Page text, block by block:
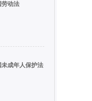
劳动法
成年人保护法